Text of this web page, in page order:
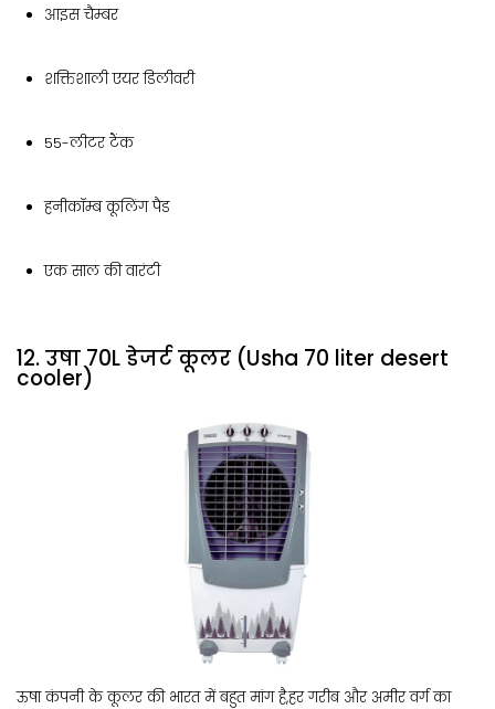
आइस चैम्बर
शक्तिशाली एयर डिलीवरी
55-लीटर टैंक
हनीकॉम्ब कूलिंग पैड
एक साल की वारंटी
12. उषा 70L डेजर्ट कूलर (Usha 70 liter desert
cooler)
ऊषा कंपनी के कूलर की भारत में बहुत मांग है,हर गरीब और अमीर वर्ग का